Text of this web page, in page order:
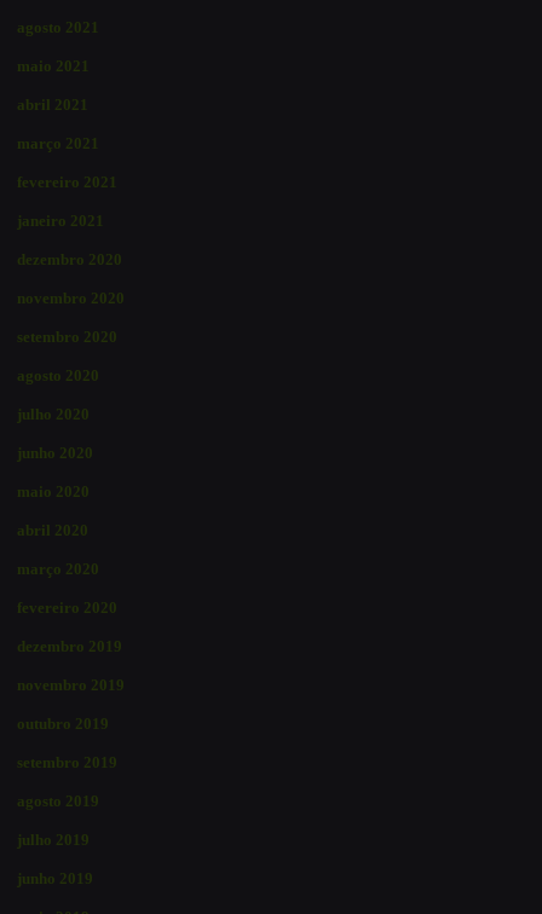
agosto 2021
maio 2021
abril 2021
março 2021
fevereiro 2021
janeiro 2021
dezembro 2020
novembro 2020
setembro 2020
agosto 2020
julho 2020
junho 2020
maio 2020
abril 2020
março 2020
fevereiro 2020
dezembro 2019
novembro 2019
outubro 2019
setembro 2019
agosto 2019
julho 2019
junho 2019